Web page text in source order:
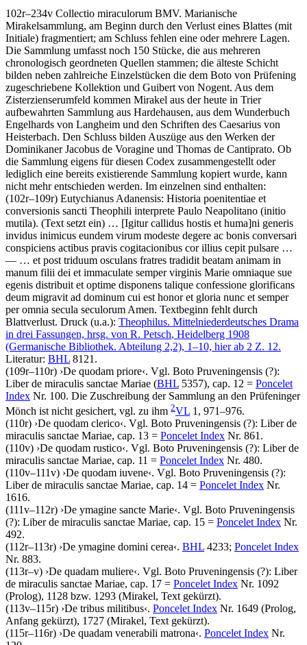
102r–234v Collectio miraculorum BMV. Marianische
Mirakelsammlung, am Beginn durch den Verlust eines Blattes (mit
Initiale) fragmentiert; am Schluss fehlen eine oder mehrere Lagen.
Die Sammlung umfasst noch 150 Stücke, die aus mehreren
chronologisch geordneten Quellen stammen; die älteste Schicht
bilden neben zahlreiche Einzelstücken die dem Boto von Prüfening
zugeschriebene Kollektion und Guibert von Nogent. Aus dem
Zisterzienserumfeld kommen Mirakel aus der heute in Trier
aufbewahrten Sammlung aus Hardehausen, aus dem Wunderbuch
Engelhards von Langheim und den Schriften des Caesarius von
Heisterbach. Den Schluss bilden Auszüge aus den Werken der
Dominikaner Jacobus de Voragine und Thomas de Cantiprato. Ob
die Sammlung eigens für diesen Codex zusammengestellt oder
lediglich eine bereits existierende Sammlung kopiert wurde, kann
nicht mehr entschieden werden. Im einzelnen sind enthalten:
(102r–109r) Eutychianus Adanensis: Historia poenitentiae et
conversionis sancti Theophili interprete Paulo Neapolitano (initio
mutila). (Text setzt ein) … [Igitur callidus hostis et huma]ni generis
invidus inimicus eundem virum modeste degere ac bonis conversari
conspiciens actibus pravis cogitacionibus cor illius cepit pulsare …
— … et post triduum osculans fratres tradidit beatam animam in
manum filii dei et immaculate semper virginis Marie omniaque sue
egenis distribuit et optime disponens talique confessione glorificans
deum migravit ad dominum cui est honor et gloria nunc et semper
per omnia secula seculorum Amen. Textbeginn fehlt durch
Blattverlust. Druck (u.a.): Theophilus. Mittelniederdeutsches Drama
in drei Fassungen, hrsg. von R. Petsch, Heidelberg 1908
(Germanische Bibliothek. Abteilung 2,2), 1–10, hier ab 2 Z. 12.
Literatur: BHL 8121.
(109r–110r) ›De quodam priore‹. Vgl. Boto Pruveningensis (?):
Liber de miraculis sanctae Mariae (BHL 5357), cap. 12 = Poncelet
Index Nr. 100. Die Zuschreibung der Sammlung an den Prüfeninger
Mönch ist nicht gesichert, vgl. zu ihm 2VL 1, 971–976.
(110r) ›De quodam clerico‹. Vgl. Boto Pruveningensis (?): Liber de
miraculis sanctae Mariae, cap. 13 = Poncelet Index Nr. 861.
(110v) ›De quodam rustico‹. Vgl. Boto Pruveningensis (?): Liber de
miraculis sanctae Mariae, cap. 11 = Poncelet Index Nr. 480.
(110v–111v) ›De quodam iuvene‹. Vgl. Boto Pruveningensis (?):
Liber de miraculis sanctae Mariae, cap. 14 = Poncelet Index Nr.
1616.
(111v–112r) ›De ymagine sancte Marie‹. Vgl. Boto Pruveningensis
(?): Liber de miraculis sanctae Mariae, cap. 15 = Poncelet Index Nr.
492.
(112r–113r) ›De ymagine domini cerea‹. BHL 4233; Poncelet Index
Nr. 883.
(113r–v) ›De quadam muliere‹. Vgl. Boto Pruveningensis (?): Liber
de miraculis sanctae Mariae, cap. 17 = Poncelet Index Nr. 1092
(Prolog), 1128 bzw. 1293 (Mirakel, Text gekürzt).
(113v–115r) ›De tribus militibus‹. Poncelet Index Nr. 1649 (Prolog,
Anfang gekürzt), 1727 (Mirakel, Text gekürzt).
(115r–116r) ›De quadam venerabili matrona‹. Poncelet Index Nr.